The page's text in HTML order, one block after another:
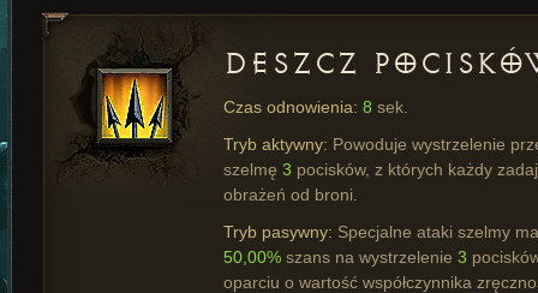
Deszcz
Czas odnowienia: 8 sek.
Tryb aktywny: Powoduje wystrzelenie
szelmę 3 pocisków, z których każdy
obrażeń od broni.
Tryb pasywny: Specjalne ataki szelmy
50,00% szans na wystrzelenie 3
oparciu o wartość współczynnika